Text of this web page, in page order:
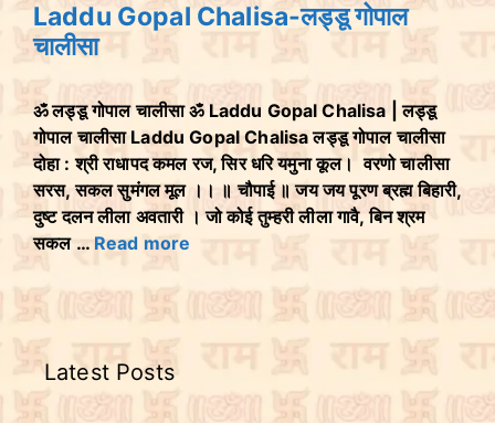
Laddu Gopal Chalisa-लड्डू गोपाल
चालीसा
ॐ लड्डू गोपाल चालीसा ॐ Laddu Gopal Chalisa | लड्डू
गोपाल चालीसा Laddu Gopal Chalisa लड्डू गोपाल चालीसा
दोहा : श्री राधापद कमल रज, सिर धरि यमुना कूल। वरणो चालीसा
सरस, सकल सुमंगल मूल ।। ॥ चौपाई ॥ जय जय पूरण ब्रह्म बिहारी,
दुष्ट दलन लीला अवतारी । जो कोई तुम्हरी लीला गावै, बिन श्रम
सकल … Read more
Latest Posts